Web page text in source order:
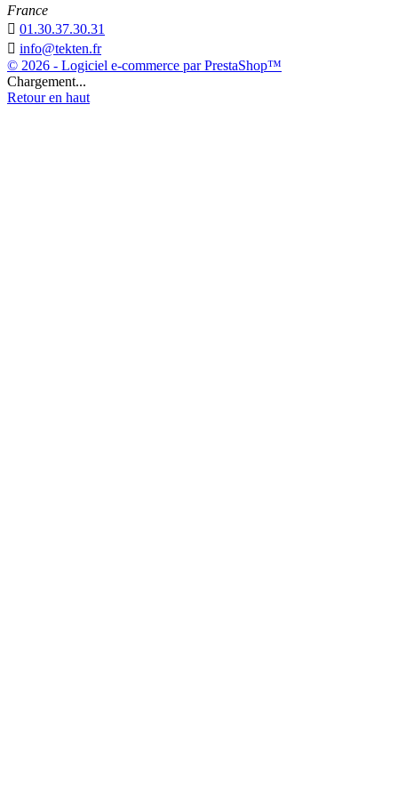
France
 01.30.37.30.31
 info@tekten.fr
© 2026 - Logiciel e-commerce par PrestaShop™
Chargement...
Retour en haut